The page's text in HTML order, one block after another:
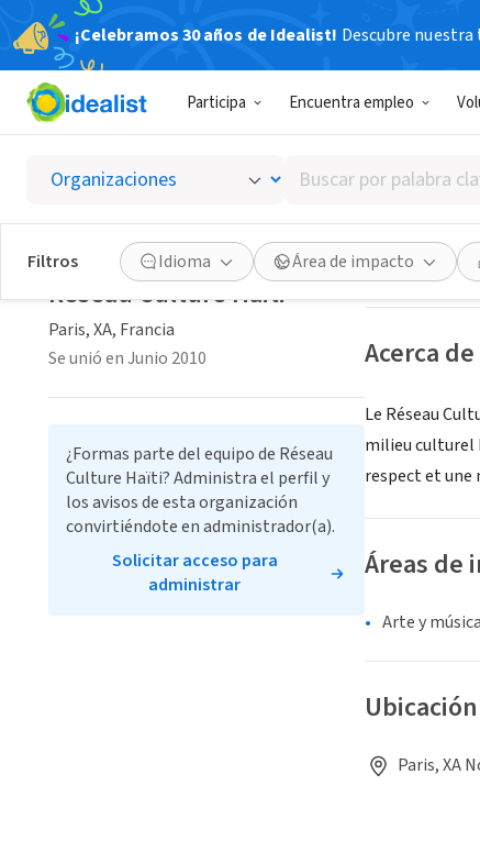
¡Celebramos 30 años de Idealist! Descubre
Participa Encuentra empleo
Buscar
por
palabra
clave
o
interés
Filtros Idioma Área de impacto
Paris, XA,
Guardar
Acerca de
Le Réseau
milieu culturel
respect et une
Áreas de
Arte y música
Ubicación
Paris, XA
Réseau Culture Haïti
Paris, XA, Francia
Se unió en Junio 2010
¿Formas parte del equipo de Réseau
Culture Haïti? Administra el perfil y
los avisos de esta organización
convirtiéndote en administrador(a).
Solicitar acceso para
administrar